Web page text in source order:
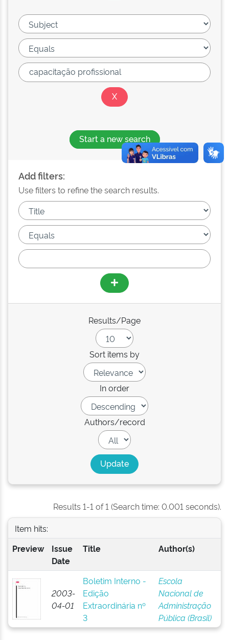
Start a new search
Add filters:
Use filters to refine the search results.
Results/Page
Sort items by
In order
Authors/record
Results 1-1 of 1 (Search time: 0.001 seconds).
Item hits:
Preview
Issue
Date
Title Author(s)
2003-
04-01
Boletim Interno -
Edição
Extraordinária nº
3
Escola
Nacional de
Administração
Pública (Brasil)